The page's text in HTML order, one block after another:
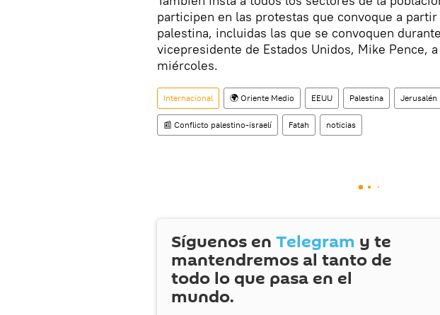
participen en las protestas que convoque a
palestina, incluidas las que se convoquen
vicepresidente de Estados Unidos, Mike Pence,
miércoles.
Internacional 🌍 Oriente Medio EEUU Palestina Jerusalén
📰 Conflicto palestino-israelí Fatah noticias
Síguenos en Telegram y te
mantendremos al tanto de
todo lo que pasa en el
mundo.